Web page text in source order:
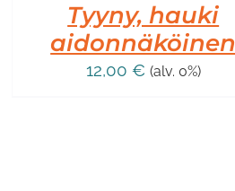
Tyyny, hauki
aidonnäköinen
12,00 € (alv. 0%)